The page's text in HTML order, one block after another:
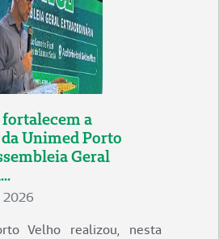
a
Unimed Porto
Geral
2026
Velho realizou, nesta